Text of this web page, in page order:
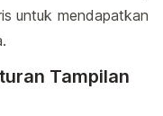
untuk mendapatkan
Tampilan